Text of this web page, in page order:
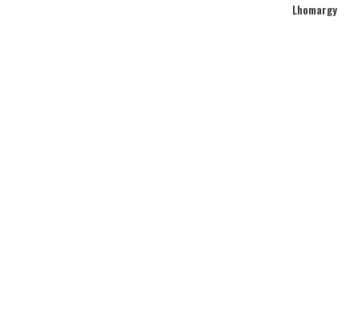
Lhomargy